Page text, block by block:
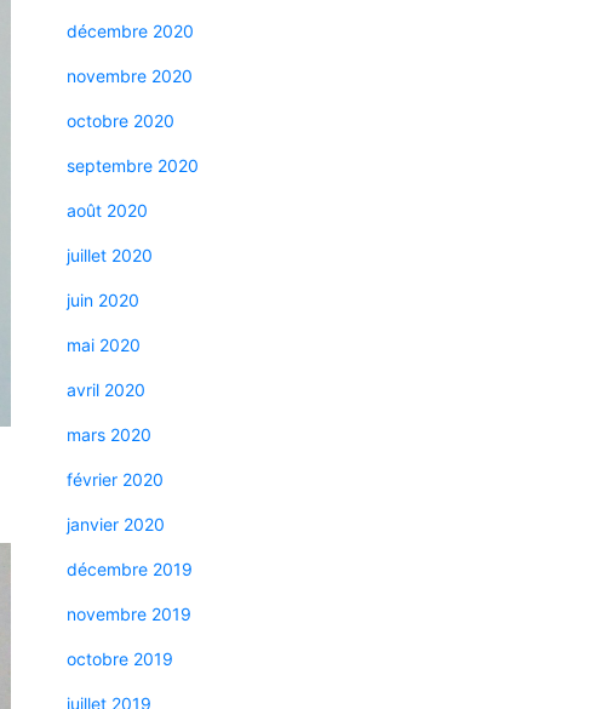
décembre 2020
novembre 2020
octobre 2020
septembre 2020
août 2020
juillet 2020
juin 2020
mai 2020
avril 2020
mars 2020
février 2020
janvier 2020
décembre 2019
novembre 2019
octobre 2019
juillet 2019